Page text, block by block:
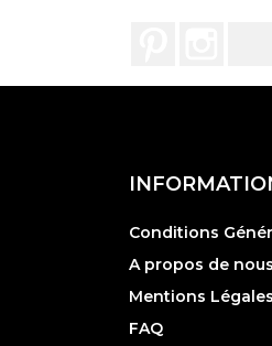
Conditions
A propos de nous
Mentions Légales
FAQ